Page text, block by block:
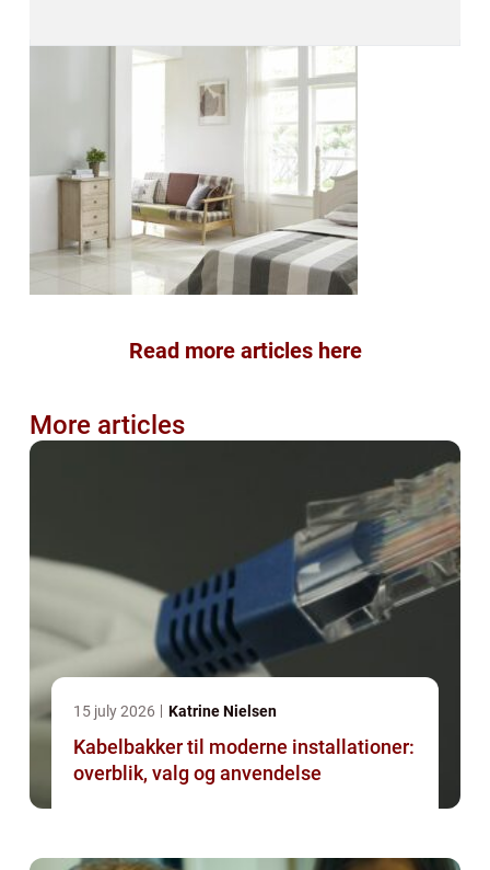
Read more articles here
More articles
15 july 2026 Katrine Nielsen
Kabelbakker til moderne installationer:
overblik, valg og anvendelse